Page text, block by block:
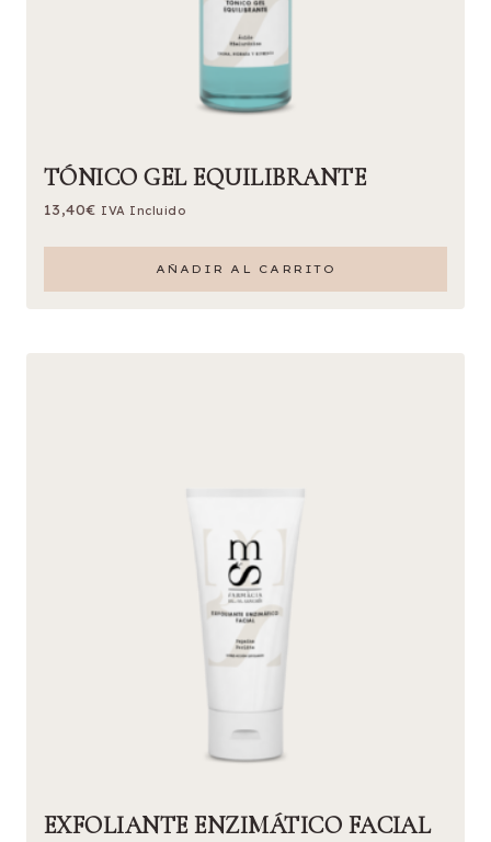
TÓNICO GEL EQUILIBRANTE
13,40€ IVA Incluido
AÑADIR AL CARRITO
EXFOLIANTE ENZIMÁTICO FACIAL